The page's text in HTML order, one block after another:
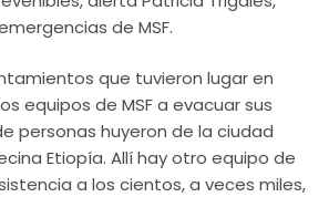
de MSF.
que tuvieron lugar en
equipos de MSF a evacuar sus
personas huyeron de la ciudad
Etiopía. Allí hay otro equipo de
a los cientos, a veces miles,